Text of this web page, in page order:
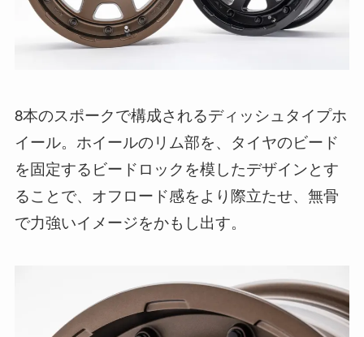
8本のスポークで構成されるディッシュタイプホ
イール。ホイールのリム部を、タイヤのビード
を固定するビードロックを模したデザインとす
ることで、オフロード感をより際立たせ、無骨
で力強いイメージをかもし出す。